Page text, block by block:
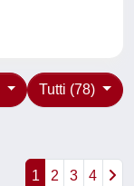
Tutti (78)
1 2 3 4